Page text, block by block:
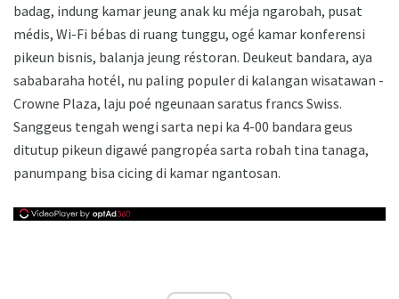
badag, indung kamar jeung anak ku méja ngarobah, pusat
médis, Wi-Fi bébas di ruang tunggu, ogé kamar konferensi
pikeun bisnis, balanja jeung réstoran. Deukeut bandara, aya
sababaraha hotél, nu paling populer di kalangan wisatawan -
Crowne Plaza, laju poé ngeunaan saratus francs Swiss.
Sanggeus tengah wengi sarta nepi ka 4-00 bandara geus
ditutup pikeun digawé pangropéa sarta robah tina tanaga,
panumpang bisa cicing di kamar ngantosan.